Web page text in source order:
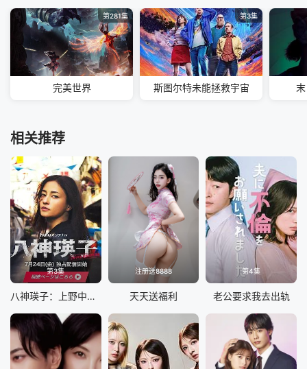
第281集
完美世界
第3集
斯图尔特未能拯救宇宙
相关推荐
第3集
八神瑛子：上野中央署组织犯罪对策课
注册送8888
天天送福利
第4集
老公要求我去出轨